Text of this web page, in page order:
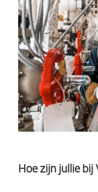
Hoe zijn jullie bij